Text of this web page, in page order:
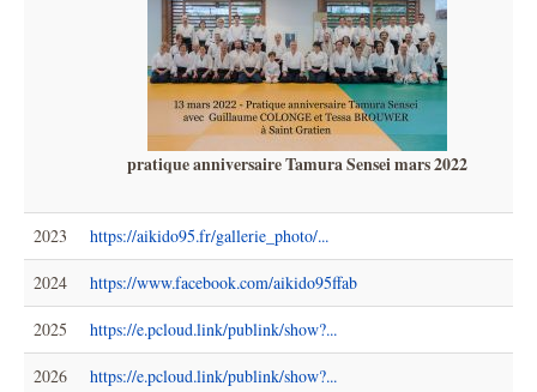
pratique anniversaire Tamura Sensei mars 2022
2023 https://aikido95.fr/gallerie_photo/...
2024 https://www.facebook.com/aikido95ffab
2025 https://e.pcloud.link/publink/show?...
2026 https://e.pcloud.link/publink/show?...